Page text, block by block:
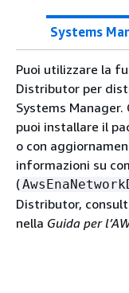
Systems
Puoi utilizzare la
Distributor per
Systems
puoi installare il
o con
informazioni su
(
Distributor,
nella Guida per